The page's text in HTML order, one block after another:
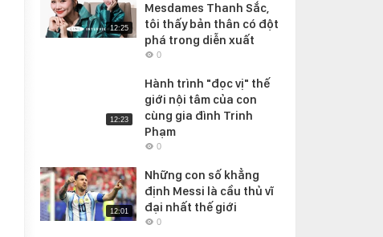
12:25
Mesdames Thanh Sắc,
tôi thấy bản thân có đột
phá trong diễn xuất
0
12:23
Hành trình "đọc vị" thế
giới nội tâm của con
cùng gia đình Trinh
Phạm
0
12:01
Những con số khẳng
định Messi là cầu thủ vĩ
đại nhất thế giới
0